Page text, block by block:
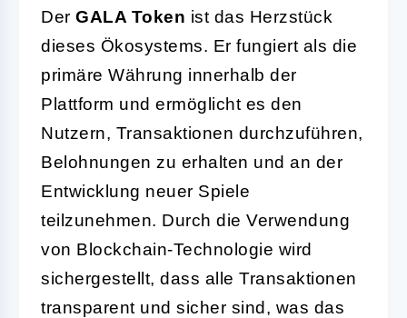
Der GALA Token ist das Herzstück
dieses Ökosystems. Er fungiert als die
primäre Währung innerhalb der
Plattform und ermöglicht es den
Nutzern, Transaktionen durchzuführen,
Belohnungen zu erhalten und an der
Entwicklung neuer Spiele
teilzunehmen. Durch die Verwendung
von Blockchain-Technologie wird
sichergestellt, dass alle Transaktionen
transparent und sicher sind, was das